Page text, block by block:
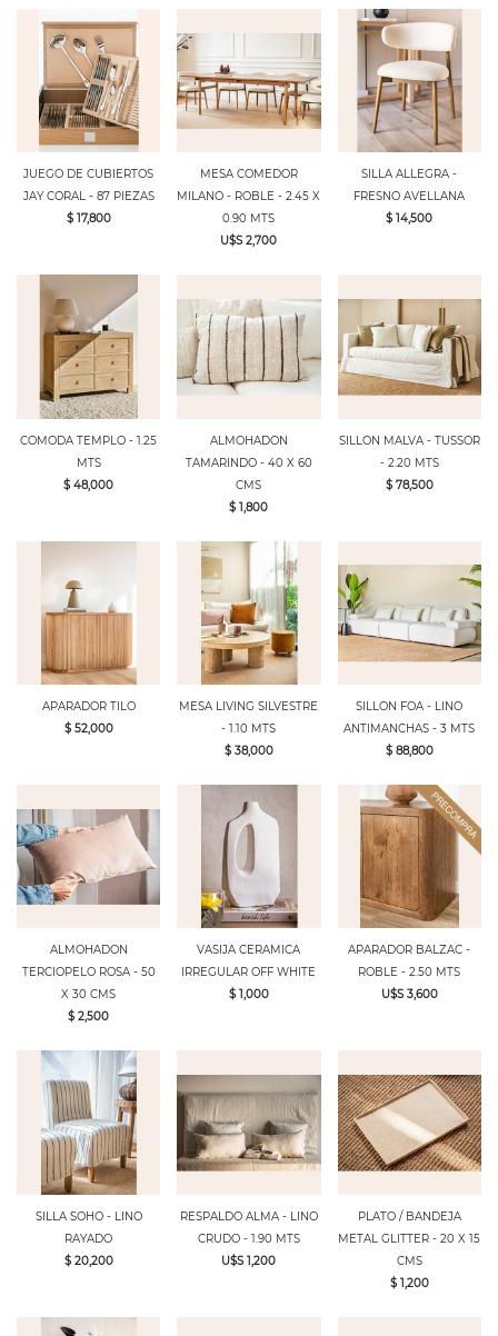
JUEGO DE CUBIERTOS
JAY CORAL - 87 PIEZAS
$ 17,800
MESA COMEDOR
MILANO - ROBLE - 2.45 X
0.90 MTS
U$S 2,700
SILLA ALLEGRA -
FRESNO AVELLANA
$ 14,500
COMODA TEMPLO - 1.25
MTS
$ 48,000
ALMOHADON
TAMARINDO - 40 X 60
CMS
$ 1,800
SILLON MALVA - TUSSOR
- 2.20 MTS
$ 78,500
APARADOR TILO
$ 52,000
MESA LIVING SILVESTRE
- 1.10 MTS
$ 38,000
SILLON FOA - LINO
ANTIMANCHAS - 3 MTS
$ 88,800
ALMOHADON
TERCIOPELO ROSA - 50
X 30 CMS
$ 2,500
VASIJA CERAMICA
IRREGULAR OFF WHITE
$ 1,000
APARADOR BALZAC -
ROBLE - 2.50 MTS
U$S 3,600
SILLA SOHO - LINO
RAYADO
$ 20,200
RESPALDO ALMA - LINO
CRUDO - 1.90 MTS
U$S 1,200
PLATO / BANDEJA
METAL GLITTER - 20 X 15
CMS
$ 1,200